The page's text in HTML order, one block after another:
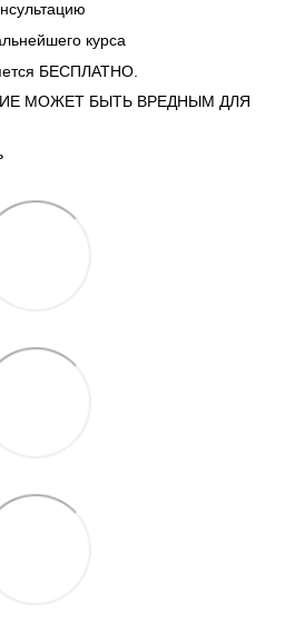
курса
БЕСПЛАТНО.
МОЖЕТ БЫТЬ ВРЕДНЫМ ДЛЯ